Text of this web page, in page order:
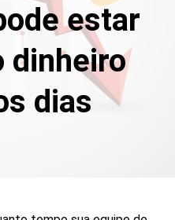
estar
dinheiro
dias